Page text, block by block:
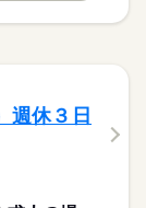
週休３日